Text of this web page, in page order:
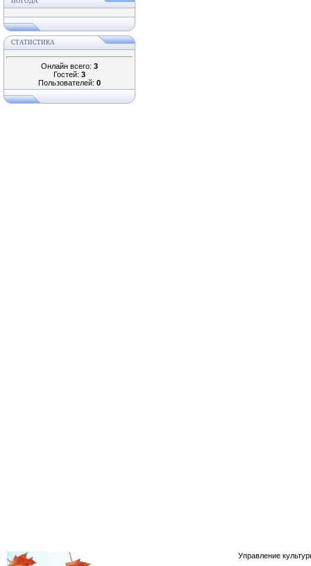
СТАТИСТИКА
Онлайн всего: 3
Гостей: 3
Пользователей: 0
Управление